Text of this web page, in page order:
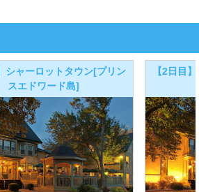
シャーロットタウン[プリン
スエドワード島]
【2日目